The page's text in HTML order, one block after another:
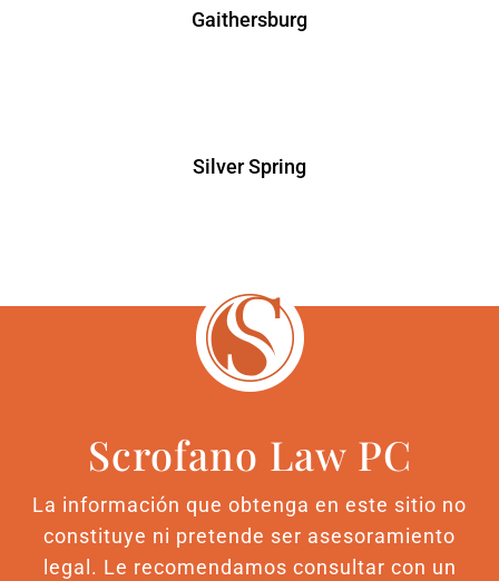
Gaithersburg
Silver Spring
Scrofano Law PC
La información que obtenga en este sitio no
constituye ni pretende ser asesoramiento
legal. Le recomendamos consultar con un